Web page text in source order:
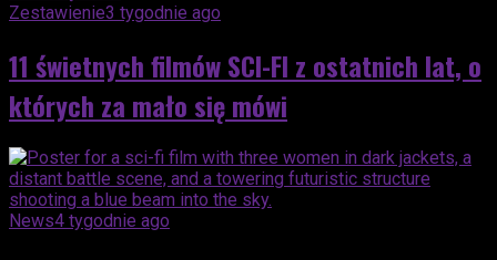
Zestawienie3 tygodnie ago
11 świetnych filmów SCI-FI z ostatnich lat, o
których za mało się mówi
News4 tygodnie ago